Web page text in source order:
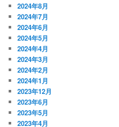
2024年8月
2024年7月
2024年6月
2024年5月
2024年4月
2024年3月
2024年2月
2024年1月
2023年12月
2023年6月
2023年5月
2023年4月